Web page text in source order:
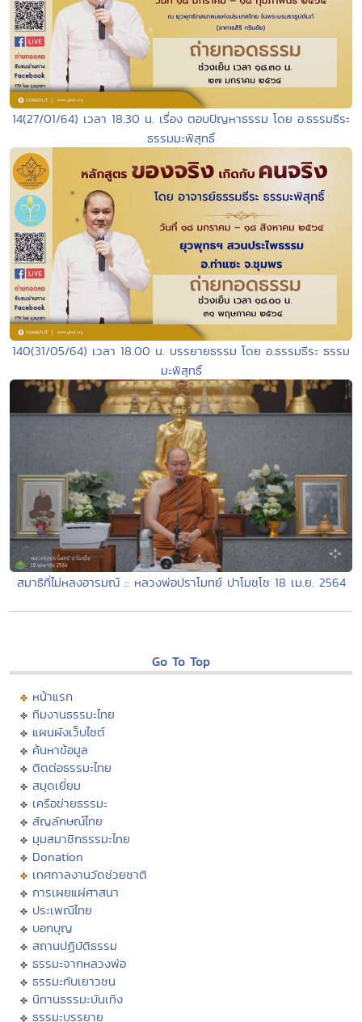
14(27/01/64) เวลา 18.30 น. เรื่อง ตอบปัญหาธรรม โดย อ.ธรรมธีระ
ธรรมมะพิสุทธิ์
140(31/05/64) เวลา 18.00 น. บรรยายธรรม โดย อ.ธรรมธีระ ธรรม
มะพิสุทธิ์
สมาธิที่ไม่หลงอารมณ์ :: หลวงพ่อปราโมทย์ ปาโมชฺโช 18 เม.ย. 2564
Go To Top
หน้าแรก
ทีมงานธรรมะไทย
แผนผังเว็บไซต์
ค้นหาข้อมูล
ติดต่อธรรมะไทย
สมุดเยี่ยม
เครือข่ายธรรมะ
สัญลักษณ์ไทย
มุมสมาชิกธรรมะไทย
Donation
เทศกาลงานวัดช่วยชาติ
การเผยแผ่ศาสนา
ประเพณีไทย
บอกบุญ
สถานปฏิบัติธรรม
ธรรมะจากหลวงพ่อ
ธรรมะกับเยาวชน
นิทานธรรมะบันเทิง
ธรรมะบรรยาย